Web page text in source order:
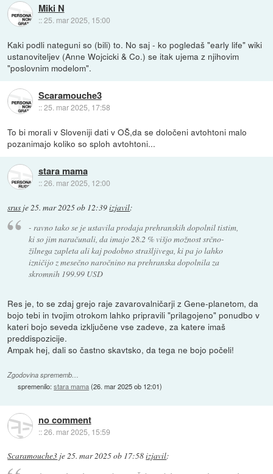
Miki N
::25. mar 2025, 15:00
Kaki podli nateguni so (bili) to. No saj - ko pogledaš "early life" wiki
ustanoviteljev (Anne Wojcicki & Co.) se itak ujema z njihovim
"poslovnim modelom".
Scaramouche3
::25. mar 2025, 17:58
To bi morali v Sloveniji dati v OŠ,da se določeni avtohtoni malo
pozanimajo koliko so sploh avtohtoni...
stara mama
::26. mar 2025, 12:00
srus je25. mar 2025 ob 12:39izjavil:
- ravno tako se je ustavila prodaja prehranskih dopolnil tistim,
ki so jim naračunali, da imajo 28.2 % višjo možnost srčno-
žilnega zapleta ali kaj podobno strašljivega, ki pa jo lahko
izničijo z mesečno naročnino na prehranska dopolnila za
skromnih 199.99 USD
Res je, to se zdaj grejo raje zavarovalničarji z Gene-planetom, da
bojo tebi in tvojim otrokom lahko pripravili "prilagojeno" ponudbo v
kateri bojo seveda izključene vse zadeve, za katere imaš
preddispozicije.
Ampak hej, dali so častno skavtsko, da tega ne bojo počeli!
Zgodovina sprememb…
spremenilo:stara mama(26. mar 2025 ob 12:01)
no comment
::26. mar 2025, 15:59
Scaramouche3 je25. mar 2025 ob 17:58izjavil: